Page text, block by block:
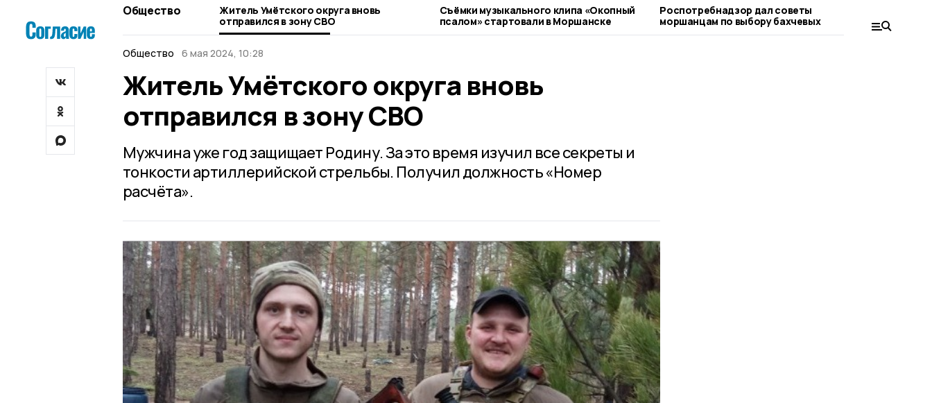
Общество
Житель Умётского округа вновь
отправился в зону СВО
Съёмки музыкального клипа «Окопный
псалом» стартовали в Моршанске
Роспотребнадзор дал советы
моршанцам по выбору бахчевых
граждан
Общество
6 мая 2024, 10:28
Житель Умётского округа вновь
отправился в зону СВО
Мужчина уже год защищает Родину. За это время изучил все секреты и
тонкости артиллерийской стрельбы. Получил должность «Номер
расчёта».